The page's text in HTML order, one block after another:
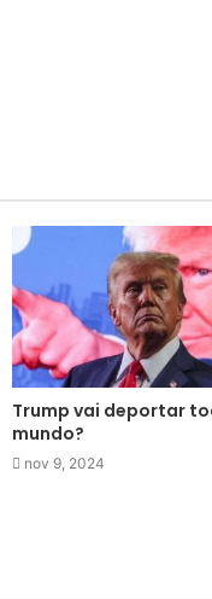
Trump vai deportar
mundo?
nov 9, 2024